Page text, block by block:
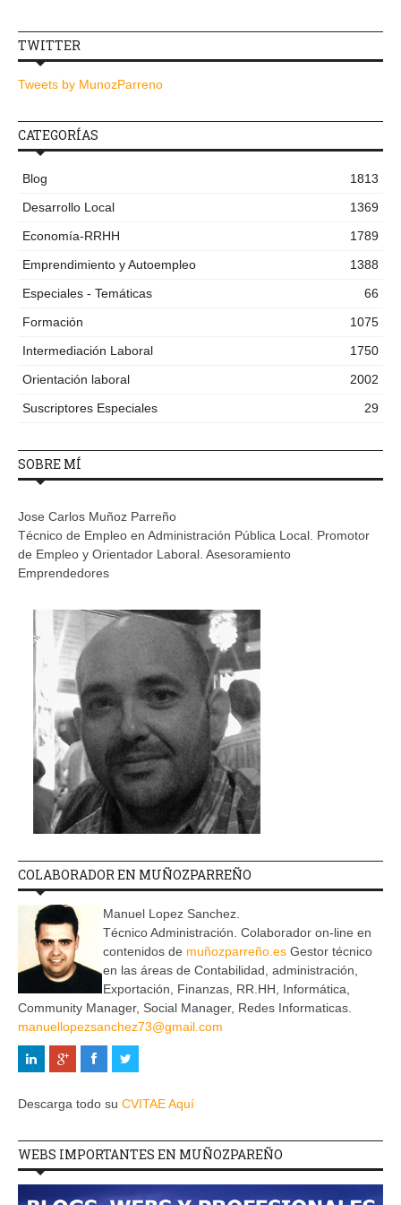
TWITTER
Tweets by MunozParreno
CATEGORÍAS
Blog
1813
Desarrollo Local
1369
Economía-RRHH
1789
Emprendimiento y Autoempleo
1388
Especiales - Temáticas
66
Formación
1075
Intermediación Laboral
1750
Orientación laboral
2002
Suscriptores Especiales
29
SOBRE MÍ
Jose Carlos Muñoz Parreño
Técnico de Empleo en Administración Pública Local. Promotor
de Empleo y Orientador Laboral. Asesoramiento
Emprendedores
COLABORADOR EN MUÑOZPARREÑO
Manuel Lopez Sanchez.
Técnico Administración. Colaborador on-line en
contenidos de muñozparreño.es Gestor técnico
en las áreas de Contabilidad, administración,
Exportación, Finanzas, RR.HH, Informática,
Community Manager, Social Manager, Redes Informaticas.
manuellopezsanchez73@gmail.com
Descarga todo su CVITAE Aquí
WEBS IMPORTANTES EN MUÑOZPAREÑO